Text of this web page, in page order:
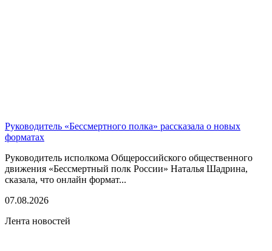
Руководитель «Бессмертного полка» рассказала о новых
форматах
Руководитель исполкома Общероссийского общественного
движения «Бессмертный полк России» Наталья Шадрина,
сказала, что онлайн формат...
07.08.2026
Лента новостей